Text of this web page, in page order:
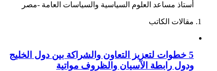
أستاذ مساعد العلوم السياسية والسياسات العامة -مصر
مقالات الكاتب
5 خطوات لتعزيز التعاون والشراكة بين دول الخليج
ودول رابطة الآسيان والظروف مواتية